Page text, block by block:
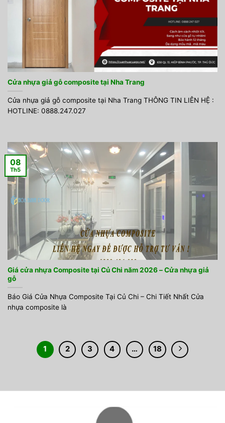
Cửa nhựa giả gỗ composite tại Nha Trang
Cửa nhựa giả gỗ composite tại Nha Trang THÔNG TIN LIÊN HỆ :
HOTLINE: 0888.247.027
Giá cửa nhựa Composite tại Củ Chi năm 2026 – Cửa nhựa giả
gỗ
Báo Giá Cửa Nhựa Composite Tại Củ Chi – Chi Tiết Nhất Cửa
nhựa composite là
08
Th5
1 2 3 4 … 18